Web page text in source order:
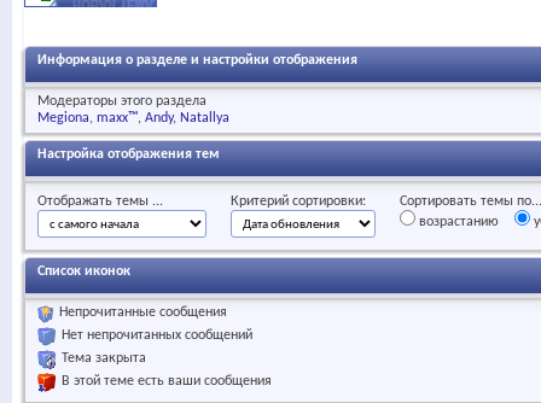
Информация о разделе и настройки отображения
Модераторы этого раздела
Megiona maxx™ Andy Natallya
Настройка отображения тем
Отображать темы ... Критерий сортировки:
Сортировать темы по...
возрастанию
Список иконок
Непрочитанные сообщения
Нет непрочитанных сообщений
Тема закрыта
В этой теме есть ваши сообщения